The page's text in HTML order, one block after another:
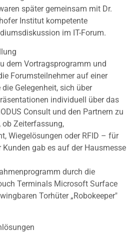
später gemeinsam mit Dr.
Institut kompetente
im IT-Forum.
dem Vortragsprogramm und
Forumsteilnehmer auf einer
Gelegenheit, sich über
individuell über das
Consult und den Partnern zu
ob Zeiterfassung,
Wiegelösungen oder RFID – für
Kunden gab es auf der Hausmesse
durch die
Terminals Microsoft Surface
Torhüter „Robokeeper"